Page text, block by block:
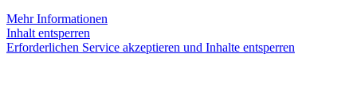
Mehr Informationen
Inhalt entsperren
Erforderlichen Service akzeptieren und Inhalte entsperren